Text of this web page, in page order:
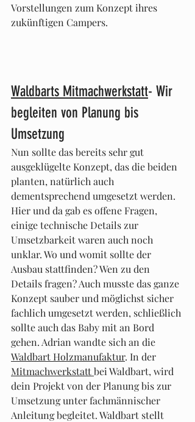
Vorstellungen zum Konzept ihres
zukünftigen Campers.
Waldbarts Mitmachwerkstatt- Wir
begleiten von Planung bis
Umsetzung
Nun sollte das bereits sehr gut
ausgeklügelte Konzept, das die beiden
planten, natürlich auch
dementsprechend umgesetzt werden.
Hier und da gab es offene Fragen,
einige technische Details zur
Umsetzbarkeit waren auch noch
unklar. Wo und womit sollte der
Ausbau stattfinden? Wen zu den
Details fragen? Auch musste das ganze
Konzept sauber und möglichst sicher
fachlich umgesetzt werden, schließlich
sollte auch das Baby mit an Bord
gehen. Adrian wandte sich an die
Waldbart Holzmanufaktur. In der
Mitmachwerkstatt bei Waldbart, wird
dein Projekt von der Planung bis zur
Umsetzung unter fachmännischer
Anleitung begleitet. Waldbart stellt